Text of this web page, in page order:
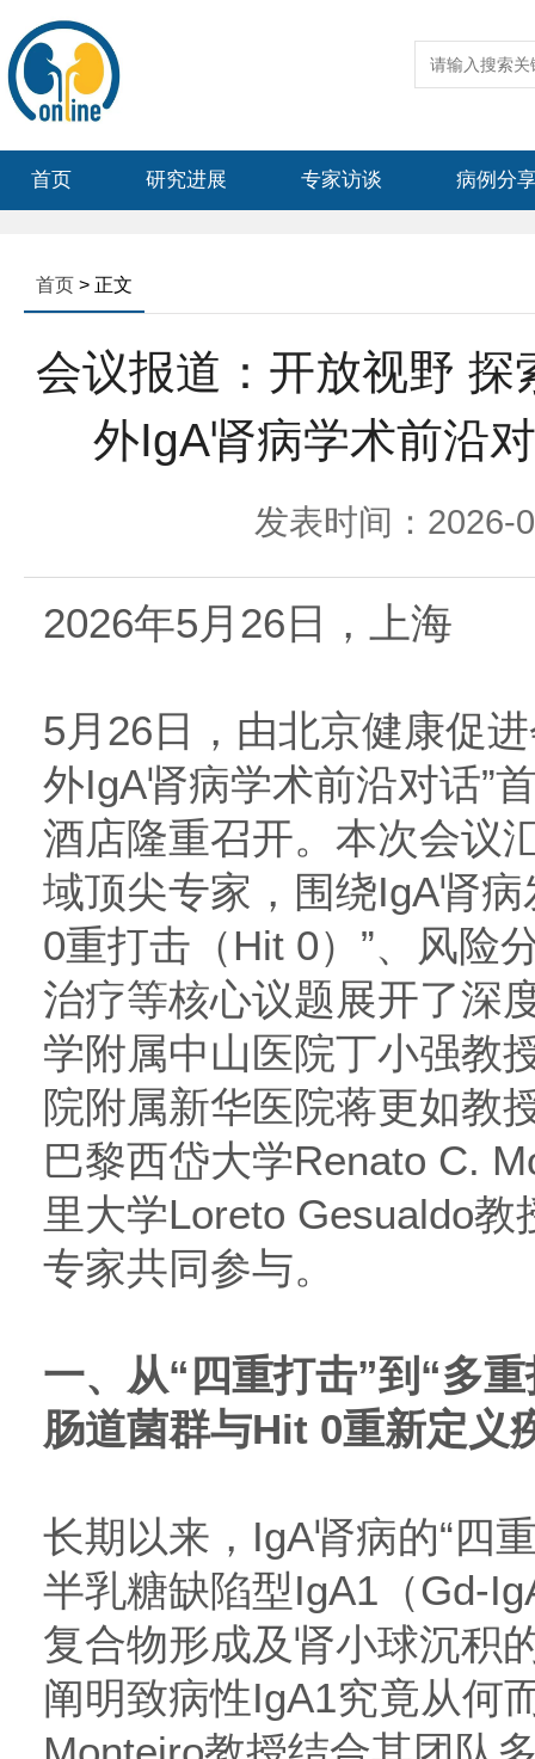
首页 研究进展 专家访谈 病例分
首页 > 正文
会议报道：开放视野 探
外IgA肾病学术前沿
发表时间：2026-
2026年5月26日，上海
5月26日，由北京健康促
外IgA肾病学术前沿对话”
酒店隆重召开。本次会议
域顶尖专家，围绕IgA肾
0重打击（Hit 0）”、风险
治疗等核心议题展开了深
学附属中山医院丁小强教
院附属新华医院蒋更如教
巴黎西岱大学Renato C.
里大学Loreto Gesualdo
专家共同参与。
一、 从“四重打击”到“多
肠道菌群与Hit 0重新定义
长期以来，IgA肾病的“四
半乳糖缺陷型IgA1（Gd-
复合物形成及肾小球沉积
阐明致病性IgA1究竟从何